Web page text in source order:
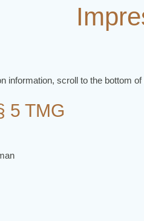
information, scroll to the bottom of
5 TMG